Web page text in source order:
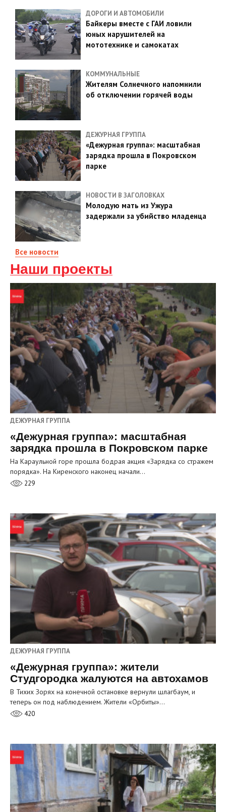
ДОРОГИ И АВТОМОБИЛИ
Байкеры вместе с ГАИ ловили
юных нарушителей на
мототехнике и самокатах
КОММУНАЛЬНЫЕ
Жителям Солнечного напомнили
об отключении горячей воды
ДЕЖУРНАЯ ГРУППА
«Дежурная группа»: масштабная
зарядка прошла в Покровском
парке
НОВОСТИ В ЗАГОЛОВКАХ
Молодую мать из Ужура
задержали за убийство младенца
Все новости
Наши проекты
ДЕЖУРНАЯ ГРУППА
«Дежурная группа»: масштабная
зарядка прошла в Покровском парке
На Караульной горе прошла бодрая акция «Зарядка со стражем
порядка». На Киренского наконец начали…
229
ДЕЖУРНАЯ ГРУППА
«Дежурная группа»: жители
Студгородка жалуются на автохамов
В Тихих Зорях на конечной остановке вернули шлагбаум, и
теперь он под наблюдением. Жители «Орбиты»…
420